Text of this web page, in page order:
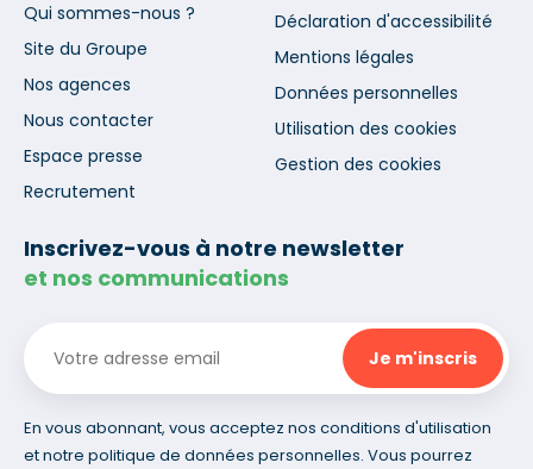
Qui sommes-nous ?
Site du Groupe
Nos agences
Nous contacter
Espace presse
Recrutement
Déclaration d'accessibilité
Mentions légales
Données personnelles
Utilisation des cookies
Gestion des cookies
Inscrivez-vous à notre newsletter
et nos communications
En vous abonnant, vous acceptez nos conditions d'utilisation
et notre politique de données personnelles. Vous pourrez